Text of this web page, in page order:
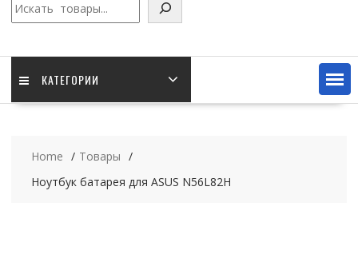
КАТЕГОРИИ
Home
Товары
Ноутбук батарея для ASUS N56L82H